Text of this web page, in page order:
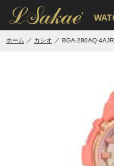
'
ホーム カシオ BGA-280AQ-4AJR